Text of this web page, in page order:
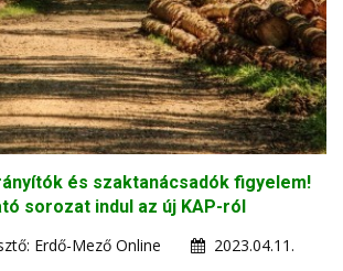
és szaktanácsadók figyelem!
sorozat indul az új KAP-ról
Erdő-Mező Online
2023.04.11.